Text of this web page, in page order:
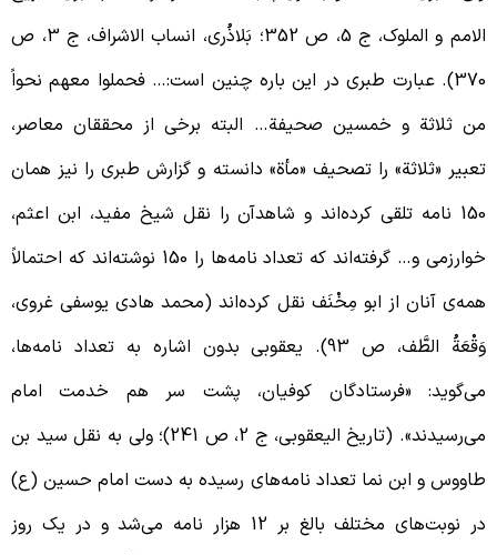
الامم و الملوک، ج 5، ص 352؛ بَلاذُری، انساب الاشراف، ج 3، ص
370). عبارت طبری در این باره چنین است:… فحملوا معهم نحواً
ثلاثة و خمسین صحیفة… البته برخی از محققان معاصر،
«ثلاثة» را تصحیف «مأة» دانسته و گزارش طبری را نیز همان
150 نامه تلقی کرده‌اند و شاهدآن را نقل شیخ مفید، ابن اعثم،
خوارزمی و… گرفته‌اند که تعداد نامه‌ها را 150 نوشته‌اند که احتمالاً
‌آنان از ابو مِخْنَف نقل کرده‌اند (محمد هادی یوسفی غروی،
وَقْعَةُ الطَّف، ص 93). یعقوبی بدون اشاره به تعداد نامه‌ها،
«فرستادگان کوفیان، پشت سر هم خدمت امام
می‌رسیدند». (تاریخ الیعقوبی، ج 2، ص 241)؛ ولی به نقل سید بن
و ابن نما تعداد نامه‌های رسیده به دست امام حسین (ع)
در نوبت‌های مختلف بالغ بر 12 هزار نامه می‌شد و در یک روز